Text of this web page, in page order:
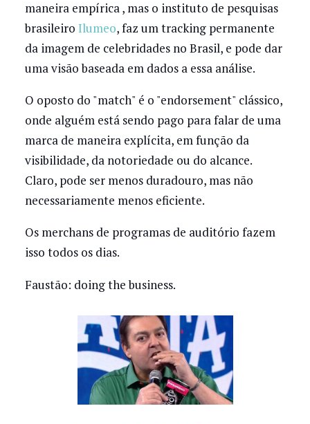
maneira empírica , mas o instituto de pesquisas
brasileiro Ilumeo, faz um tracking permanente
da imagem de celebridades no Brasil, e pode dar
uma visão baseada em dados a essa análise.
O oposto do "match" é o "endorsement" clássico,
onde alguém está sendo pago para falar de uma
marca de maneira explícita, em função da
visibilidade, da notoriedade ou do alcance.
Claro, pode ser menos duradouro, mas não
necessariamente menos eficiente.
Os merchans de programas de auditório fazem
isso todos os dias.
Faustão: doing the business.